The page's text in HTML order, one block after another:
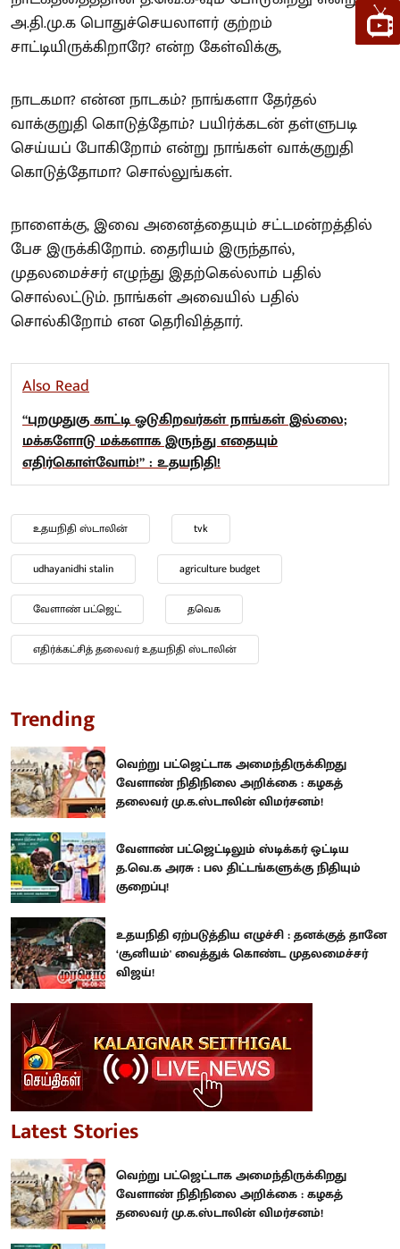
அ.தி.மு.க பொதுச்செயலாளர் குற்றம்
சாட்டியிருக்கிறாரே? என்ற கேள்விக்கு,
நாடகமா? என்ன நாடகம்? நாங்களா தேர்தல்
வாக்குறுதி கொடுத்தோம்? பயிர்க்கடன் தள்ளுபடி
செய்யப் போகிறோம் என்று நாங்கள் வாக்குறுதி
கொடுத்தோமா? சொல்லுங்கள்.
நாளைக்கு, இவை அனைத்தையும் சட்டமன்றத்தில்
பேச இருக்கிறோம். தைரியம் இருந்தால்,
முதலமைச்சர் எழுந்து இதற்கெல்லாம் பதில்
சொல்லட்டும். நாங்கள் அவையில் பதில்
சொல்கிறோம் என தெரிவித்தார்.
Also Read
“புறமுதுகு காட்டி ஓடுகிறவர்கள் நாங்கள் இல்லை;
மக்களோடு மக்களாக இருந்து எதையும்
எதிர்கொள்வோம்!” : உதயநிதி!
உதயநிதி ஸ்டாலின் tvk
udhayanidhi stalin agriculture budget
வேளாண் பட்ஜெட் தவெக
எதிர்க்கட்சித் தலைவர் உதயநிதி ஸ்டாலின்
Trending
வெற்று பட்ஜெட்டாக அமைந்திருக்கிறது
வேளாண் நிதிநிலை அறிக்கை : கழகத்
தலைவர் மு.க.ஸ்டாலின் விமர்சனம்!
வேளாண் பட்ஜெட்டிலும் ஸ்டிக்கர் ஒட்டிய
த.வெ.க அரசு : பல திட்டங்களுக்கு நிதியும்
குறைப்பு!
உதயநிதி ஏற்படுத்திய எழுச்சி : தனக்குத் தானே
‘சூனியம்' வைத்துக் கொண்ட முதலமைச்சர்
விஜய்!
Latest Stories
வெற்று பட்ஜெட்டாக அமைந்திருக்கிறது
வேளாண் நிதிநிலை அறிக்கை : கழகத்
தலைவர் மு.க.ஸ்டாலின் விமர்சனம்!